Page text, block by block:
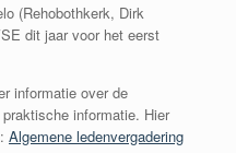
(Rehobothkerk, Dirk
dit jaar voor het eerst
informatie over de
informatie. Hier
Algemene ledenvergadering